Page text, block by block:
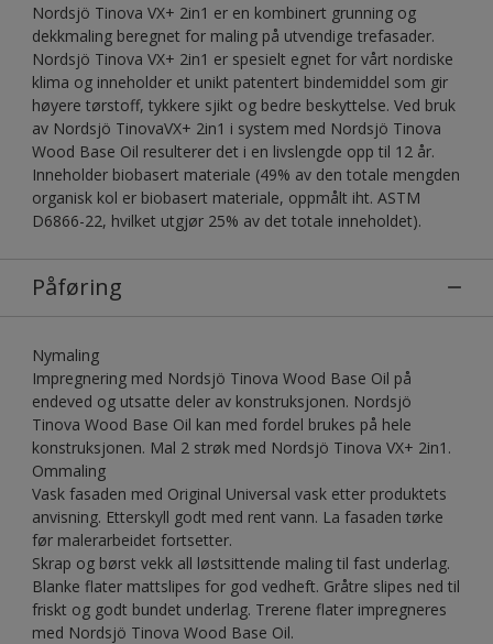
Nordsjö Tinova VX+ 2in1 er en kombinert grunning og
dekkmaling beregnet for maling på utvendige trefasader.
Nordsjö Tinova VX+ 2in1 er spesielt egnet for vårt nordiske
klima og inneholder et unikt patentert bindemiddel som gir
høyere tørstoff, tykkere sjikt og bedre beskyttelse. Ved bruk
av Nordsjö TinovaVX+ 2in1 i system med Nordsjö Tinova
Wood Base Oil resulterer det i en livslengde opp til 12 år.
Inneholder biobasert materiale (49% av den totale mengden
organisk kol er biobasert materiale, oppmålt iht. ASTM
D6866-22, hvilket utgjør 25% av det totale inneholdet).
Påføring
Nymaling
Impregnering med Nordsjö Tinova Wood Base Oil på
endeved og utsatte deler av konstruksjonen. Nordsjö
Tinova Wood Base Oil kan med fordel brukes på hele
konstruksjonen. Mal 2 strøk med Nordsjö Tinova VX+ 2in1.
Ommaling
Vask fasaden med Original Universal vask etter produktets
anvisning. Etterskyll godt med rent vann. La fasaden tørke
før malerarbeidet fortsetter.
Skrap og børst vekk all løstsittende maling til fast underlag.
Blanke flater mattslipes for god vedheft. Gråtre slipes ned til
friskt og godt bundet underlag. Trerene flater impregneres
med Nordsjö Tinova Wood Base Oil.